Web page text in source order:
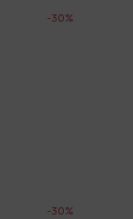
-30%
-30%